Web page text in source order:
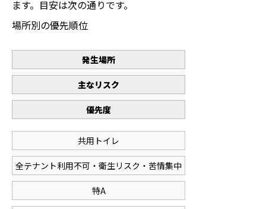
ます。目安は次の通りです。
場所別の優先順位
発生場所
主なリスク
優先度
共用トイレ
全テナント利用不可・衛生リスク・苦情集中
特A